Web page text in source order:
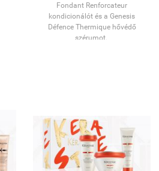
Fondant Renforcateur
kondicionálót és a Genesis
Défence Thermique hővédő
szérumot.